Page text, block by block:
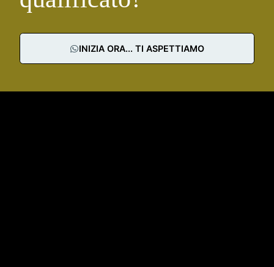
INIZIA ORA... TI ASPETTIAMO